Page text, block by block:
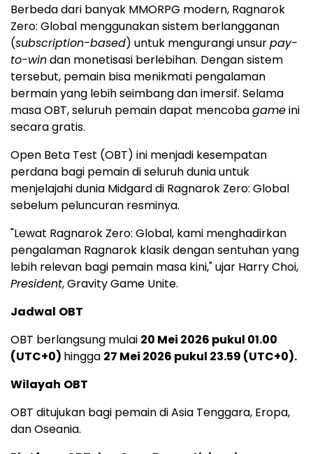
Berbeda dari banyak MMORPG modern, Ragnarok
Zero: Global menggunakan sistem berlangganan
(subscription-based) untuk mengurangi unsurpay-
to-windan monetisasi berlebihan. Dengan sistem
tersebut, pemain bisa menikmati pengalaman
bermain yang lebih seimbang dan imersif. Selama
masa OBT, seluruh pemain dapat mencobagameini
secara gratis.
Open Beta Test (OBT) ini menjadi kesempatan
perdana bagi pemain di seluruh dunia untuk
menjelajahi dunia Midgard di Ragnarok Zero: Global
sebelum peluncuran resminya.
"Lewat Ragnarok Zero: Global, kami menghadirkan
pengalaman Ragnarok klasik dengan sentuhan yang
lebih relevan bagi pemain masa kini," ujar Harry Choi,
President, Gravity Game Unite.
Jadwal OBT
OBT berlangsung mulai 20 Mei 2026 pukul 01.00
(UTC+0) hingga 27 Mei 2026 pukul 23.59 (UTC+0).
Wilayah OBT
OBT ditujukan bagi pemain di Asia Tenggara, Eropa,
dan Oseania.